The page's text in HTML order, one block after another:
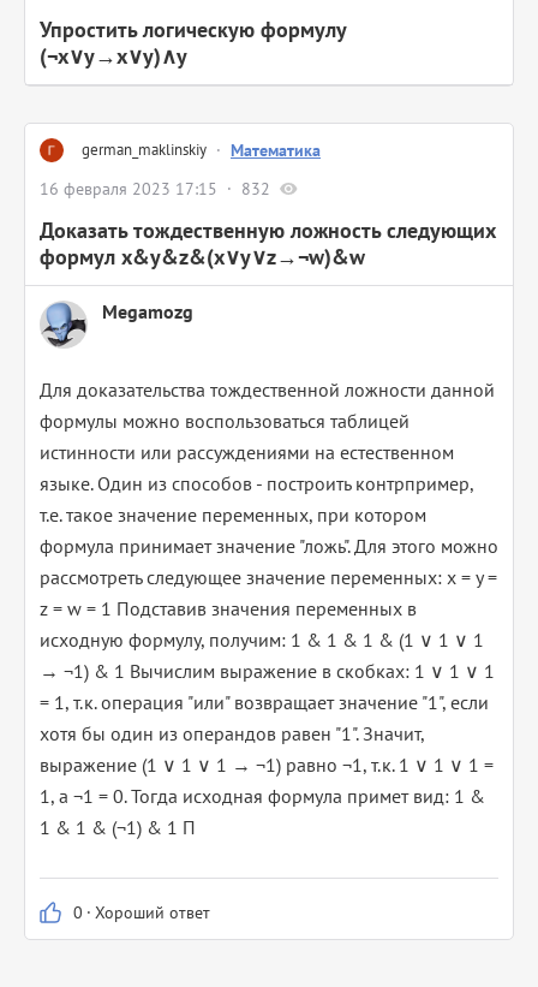
Упростить логическую формулу
(¬x∨y→x∨y)∧y
german_maklinskiy · Математика
16 февраля 2023 17:15
832
Доказать тождественную ложность следующих
формул x&y&z&(x∨y∨z→¬w)&w
Megamozg
Для доказательства тождественной ложности данной
формулы можно воспользоваться таблицей
истинности или рассуждениями на естественном
языке. Один из способов - построить контрпример,
т.е. такое значение переменных, при котором
формула принимает значение "ложь". Для этого можно
рассмотреть следующее значение переменных: x = y =
z = w = 1 Подставив значения переменных в
исходную формулу, получим: 1 & 1 & 1 & (1 ∨ 1 ∨ 1
→ ¬1) & 1 Вычислим выражение в скобках: 1 ∨ 1 ∨ 1
= 1, т.к. операция "или" возвращает значение "1", если
хотя бы один из операндов равен "1". Значит,
выражение (1 ∨ 1 ∨ 1 → ¬1) равно ¬1, т.к. 1 ∨ 1 ∨ 1 =
1, а ¬1 = 0. Тогда исходная формула примет вид: 1 &
1 & 1 & (¬1) & 1 П
0 · Хороший ответ